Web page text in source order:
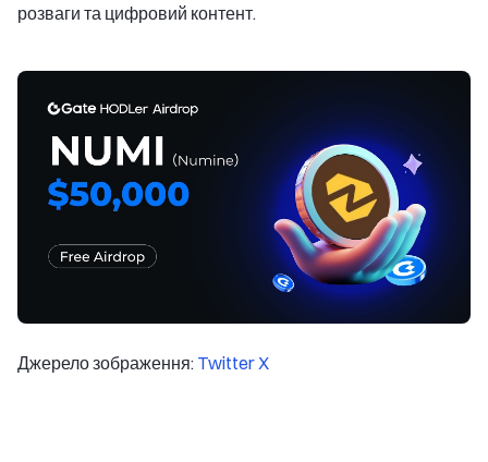
розваги та цифровий контент.
Джерело зображення: Twitter X